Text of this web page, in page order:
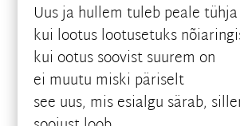
Uus ja hullem tuleb peale
kui lootus lootusetuks
kui ootus soovist suurem on
ei muutu miski päriselt
see uus, mis esialgu särab,